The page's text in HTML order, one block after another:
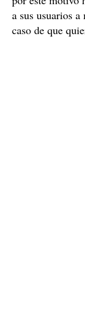
a sus usuarios
caso de que